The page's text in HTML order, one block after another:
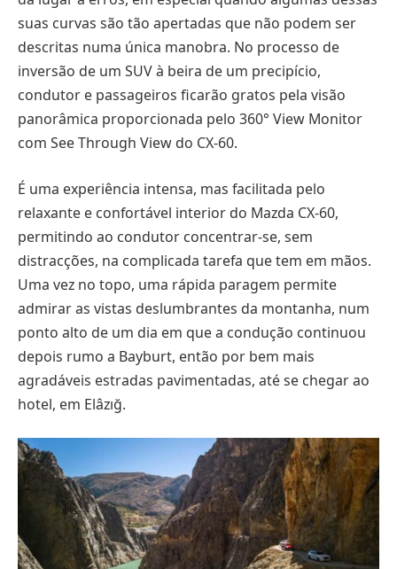
suas curvas são tão apertadas que não podem ser
descritas numa única manobra. No processo de
inversão de um SUV à beira de um precipício,
condutor e passageiros ficarão gratos pela visão
panorâmica proporcionada pelo 360° View Monitor
com See Through View do CX-60.
É uma experiência intensa, mas facilitada pelo
relaxante e confortável interior do Mazda CX-60,
permitindo ao condutor concentrar-se, sem
distracções, na complicada tarefa que tem em mãos.
Uma vez no topo, uma rápida paragem permite
admirar as vistas deslumbrantes da montanha, num
ponto alto de um dia em que a condução continuou
depois rumo a Bayburt, então por bem mais
agradáveis estradas pavimentadas, até se chegar ao
hotel, em Elâzığ.